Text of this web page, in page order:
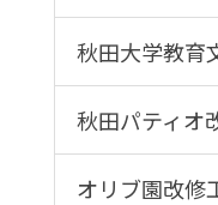
秋田大学教育
秋田パティオ
オリブ園改修